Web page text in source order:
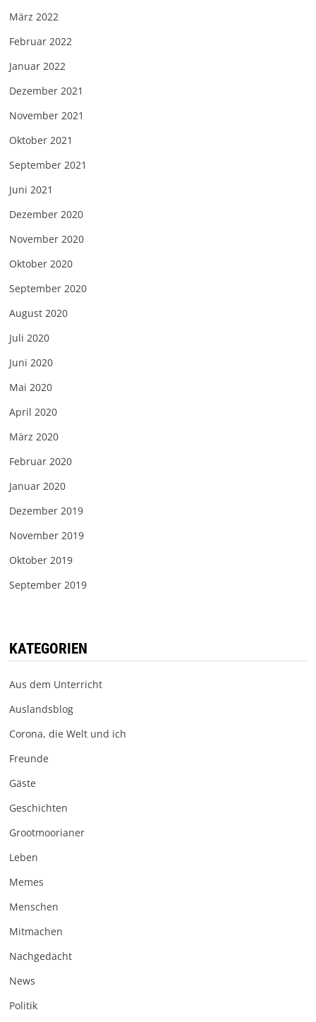
März 2022
Februar 2022
Januar 2022
Dezember 2021
November 2021
Oktober 2021
September 2021
Juni 2021
Dezember 2020
November 2020
Oktober 2020
September 2020
August 2020
Juli 2020
Juni 2020
Mai 2020
April 2020
März 2020
Februar 2020
Januar 2020
Dezember 2019
November 2019
Oktober 2019
September 2019
KATEGORIEN
Aus dem Unterricht
Auslandsblog
Corona, die Welt und ich
Freunde
Gäste
Geschichten
Grootmoorianer
Leben
Memes
Menschen
Mitmachen
Nachgedacht
News
Politik